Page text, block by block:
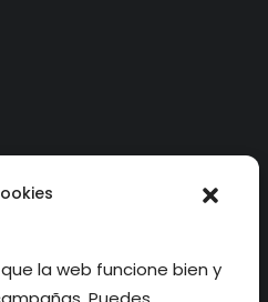
la web funcione bien y